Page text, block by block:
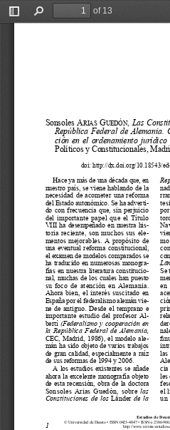
Toggle
Find
of 13
1
Estudios de
© Universidad de Deusto • ISSN 0423-4847 • ISSN-e 2386-
http://www.revista-
Sonsoles
  a
rias
  G
uedón, Las
República  Federal  de  Alemania.
ción  en  el  ordenamiento  jurídico
Políticos y Constitucionales,
doi: http://dx.doi.org/10.18543/
Hace ya más de una década que, en
nuestro  país,  se  viene  hablando  de  la
necesidad  de  acometer  una  reforma
del Estado autonómico. Se ha adverti-
do  con  frecuencia  que,  sin  perjuicio
del  importante  papel  que  el  Título
VIII  ha  desempeñado  en  nuestra  his-
toria  reciente,  son  muchos  sus  ele-
mentos  mejorables.  A  propósito  de
una  eventual  reforma  constitucional,
el examen de modelos comparados se
ha  traducido  en  numerosas  monogra-
fías  en  nuestra  literatura  constitucio-
nal,  muchas  de  los  cuales  han  puesto
su  foco  de  atención  en  Alemania.
Ahora  bien,  el  interés  suscitado  en
España por el federalismo alemán vie-
ne  de  antiguo.  Desde  el  temprano  e
importante  estudio  del  profesor  Al-
bertí (Federalismo  y  cooperación  en
la  República  Federal  de  Alemania,
CEC,  Madrid,  1986),  el  modelo  ale-
mán ha sido objeto de varios trabajos
de  gran  calidad,  especialmente  a  raíz
de sus reformas de 1994 y 2006.
A  los  estudios  existentes  se  añade
ahora  la  excelente  monografía  objeto
de  esta  recensión,  obra  de  la  doctora
Sonsoles  Arias  Guedón,  sobre las
Constituciones  de  los Länder de  la
Se
en
las
cia
les
el
un